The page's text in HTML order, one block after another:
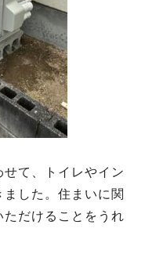
て、トイレやイン
した。住まいに関
だけることをうれ